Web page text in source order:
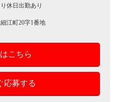
休日出勤あり
江町20字1番地
こちら
応募する